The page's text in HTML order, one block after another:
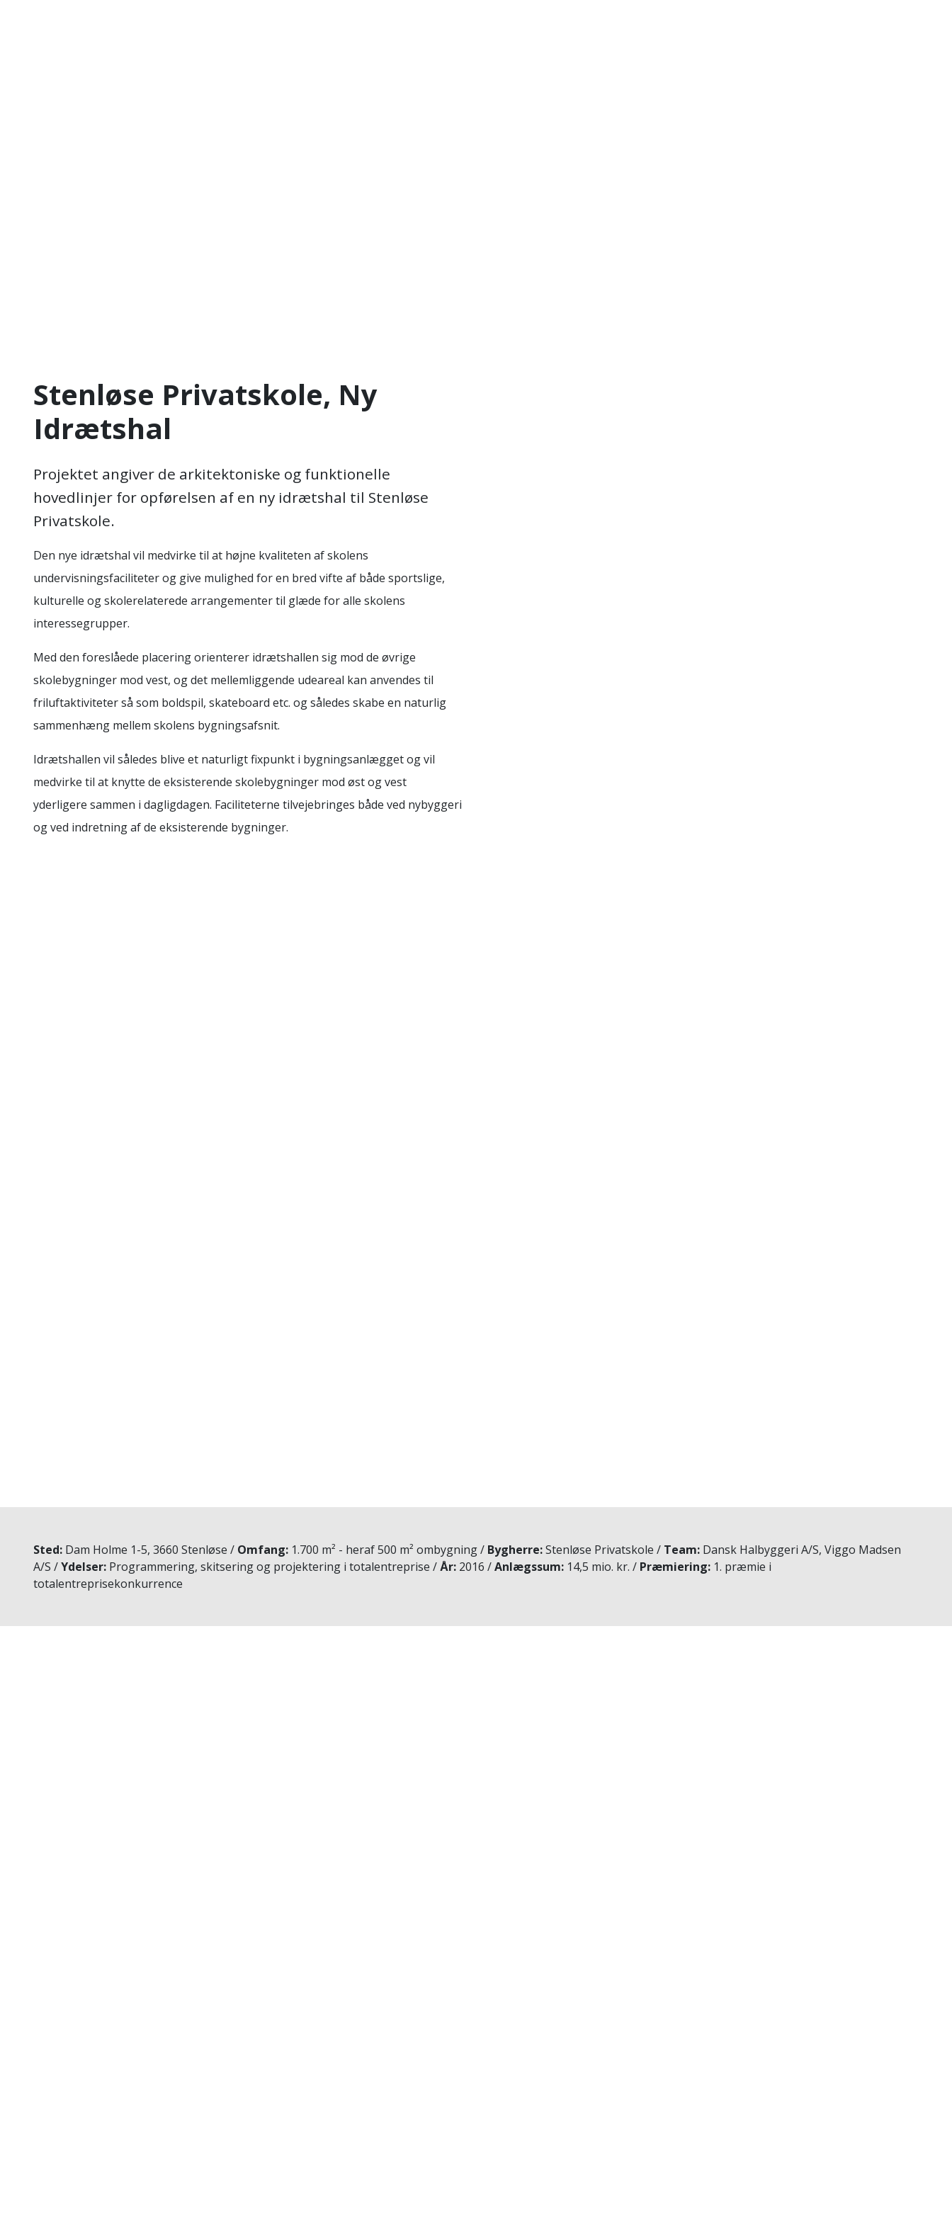
Stenløse Privatskole, Ny
Idrætshal
Projektet angiver de arkitektoniske og funktionelle
hovedlinjer for opførelsen af en ny idrætshal til Stenløse
Privatskole.
Den nye idrætshal vil medvirke til at højne kvaliteten af skolens
undervisningsfaciliteter og give mulighed for en bred vifte af både sportslige,
kulturelle og skolerelaterede arrangementer til glæde for alle skolens
interessegrupper.
Med den foreslåede placering orienterer idrætshallen sig mod de øvrige
skolebygninger mod vest, og det mellemliggende udeareal kan anvendes til
friluftaktiviteter så som boldspil, skateboard etc. og således skabe en naturlig
sammenhæng mellem skolens bygningsafsnit.
Idrætshallen vil således blive et naturligt fixpunkt i bygningsanlægget og vil
medvirke til at knytte de eksisterende skolebygninger mod øst og vest
yderligere sammen i dagligdagen. Faciliteterne tilvejebringes både ved nybyggeri
og ved indretning af de eksisterende bygninger.
Sted Dam Holme 1-5, 3660 Stenløse Omfang 1.700 m² - heraf 500 m² ombygning Bygherre Stenløse Privatskole Team Dansk Halbyggeri A/S, Viggo Madsen
A/S
Ydelser Programmering, skitsering og projektering i totalentreprise År 2016 Anlægssum 14,5 mio. kr. Præmiering 1. præmie i
totalentreprisekonkurrence